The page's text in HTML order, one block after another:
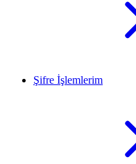
Şifre İşlemlerim